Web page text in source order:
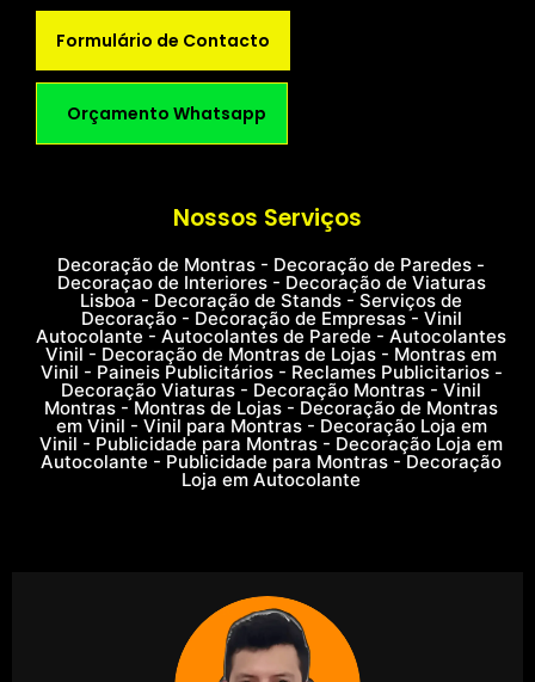
Formulário de Contacto
Orçamento Whatsapp
Nossos Serviços
Decoração de Montras - Decoração de Paredes -
Decoraçao de Interiores - Decoração de Viaturas
Lisboa - Decoração de Stands - Serviços de
Decoração - Decoração de Empresas - Vinil
Autocolante - Autocolantes de Parede - Autocolantes
Vinil - Decoração de Montras de Lojas - Montras em
Vinil - Paineis Publicitários - Reclames Publicitarios -
Decoração Viaturas - Decoração Montras - Vinil
Montras - Montras de Lojas - Decoração de Montras
em Vinil - Vinil para Montras - Decoração Loja em
Vinil - Publicidade para Montras - Decoração Loja em
Autocolante - Publicidade para Montras - Decoração
Loja em Autocolante